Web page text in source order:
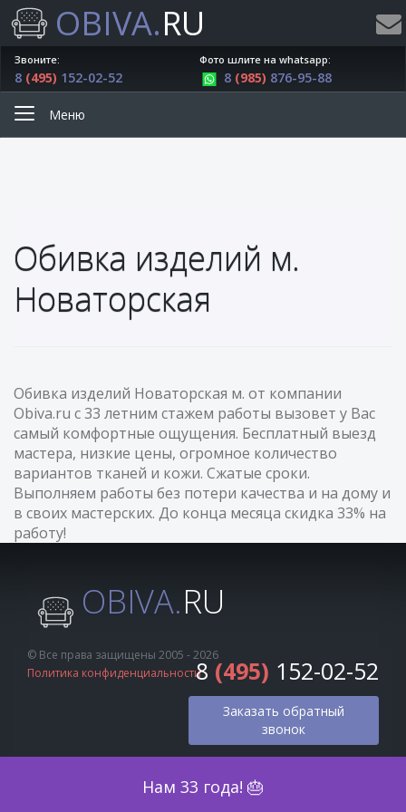
OBIVA.RU
Нам 33 года! 🎂
Звоните:
8 (495) 152-02-52
Фото шлите на whatsapp:
8 (985) 876-95-88
Меню
Обивка изделий м.
Новаторская
Обивка изделий Новаторская м. от компании
Obiva.ru с 33 летним стажем работы вызовет у Вас
самый комфортные ощущения. Бесплатный выезд
мастера, низкие цены, огромное количество
вариантов тканей и кожи. Сжатые сроки.
Выполняем работы без потери качества и на дому и
в своих мастерских. До конца месяца скидка 33% на
работу!
OBIVA.RU
© Все права защищены 2005 - 2026
Политика конфиденциальности8 (495) 152-02-52
Заказать обратный
звонок